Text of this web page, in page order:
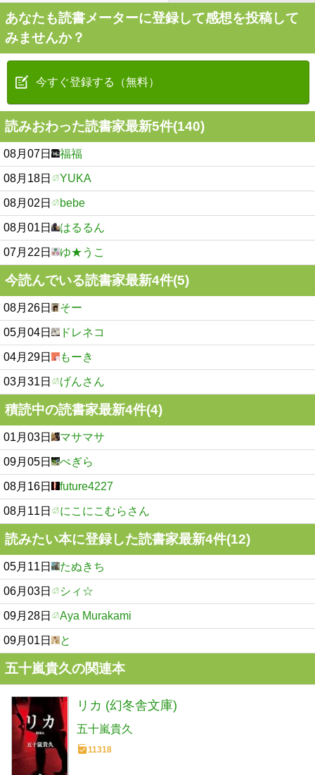
あなたも読書メーターに登録して感想を投稿して
みませんか？
今すぐ登録する（無料）
読みおわった読書家最新5件(140)
08月07日 福福
08月18日 YUKA
08月02日 bebe
08月01日 はるるん
07月22日 ゆ★うこ
今読んでいる読書家最新4件(5)
08月26日 そー
05月04日 ドレネコ
04月29日 もーき
03月31日 げんさん
積読中の読書家最新4件(4)
01月03日 マサマサ
09月05日 ぺぎら
08月16日 future4227
08月11日 にこにこむらさん
読みたい本に登録した読書家最新4件(12)
05月11日 たぬきち
06月03日 シィ☆
09月28日 Aya Murakami
09月01日 と
五十嵐貴久の関連本
リカ (幻冬舎文庫)
五十嵐貴久
11318